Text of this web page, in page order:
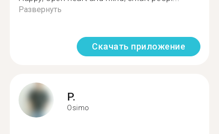
Развернуть
Скачать приложение
P.
Osimo